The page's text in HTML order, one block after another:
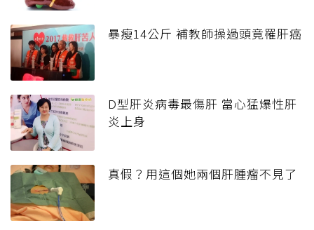
暴瘦14公斤 補教師操過頭竟罹肝癌
D型肝炎病毒最傷肝 當心猛爆性肝
炎上身
真假？用這個她兩個肝腫瘤不見了